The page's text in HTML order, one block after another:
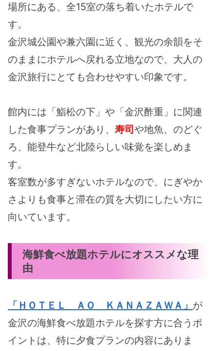
場所にある、全15室の落ち着いたホテルで
す。
金沢城公園や兼六園に近く、観光の余韻をそ
のままにホテルへ戻れる立地なので、大人の
金沢旅行にとても合わせやすい印象です。
館内には「鮨松の下」や「金沢酢重」に関連
した食事プランがあり、 寿司や地魚、のどぐ
ろ、能登牛など北陸らしい味覚を楽しめま
す。
客室数が多すぎないホテルなので、にぎやか
さよりも食事と滞在の質を大切にしたい方に
向いています。
海鮮食べ放題ホテルにオススメな理
由
「ＨＯＴＥＬ ＡＯ ＫＡＮＡＺＡＷＡ」 が
金沢の海鮮食べ放題ホテルを探す方に合うポ
イントは、特に夕食プランの内容にありま